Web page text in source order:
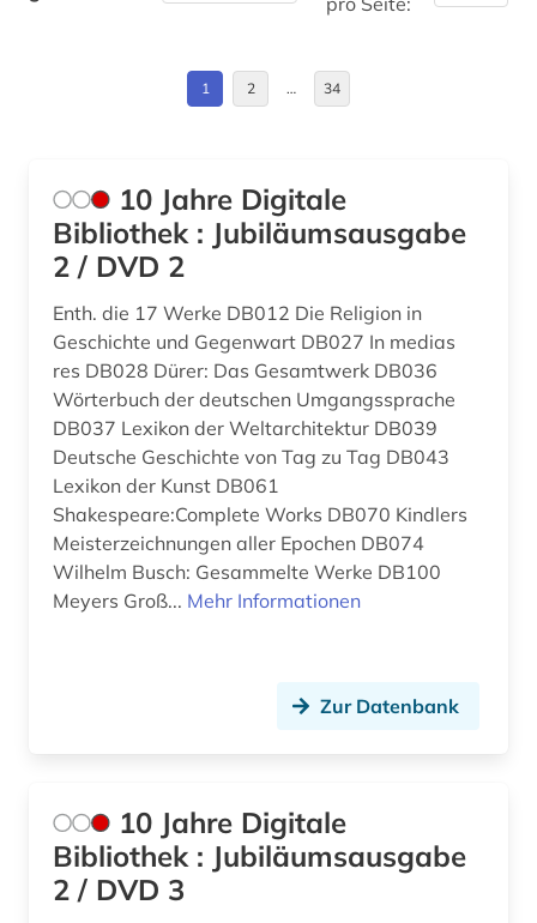
anthropologie (8)
anthropologische linguistik (1)
antiheld (1)
antike (4)
antike religionen (1)
arabien (1)
arabisch (24)
arabische literatur (2)
arabische philosophie (1)
arabische schrift (1)
arbeiterbewegung (1)
arbeitsrecht (1)
Frankreich (3)
GUS (2)
Griechenland (2)
Griechenland (Altertum) (2)
Großbritannien (16)
Hamburg (1)
Irland (1)
Island (9)
Israel (6)
Kanada (2)
Kroatien (1)
Litauen (2)
1 2 … 34
10 Jahre Digitale
Bibliothek : Jubiläumsausgabe
2 / DVD 2
Enth. die 17 Werke DB012 Die Religion in
Geschichte und Gegenwart DB027 In medias
res DB028 Dürer: Das Gesamtwerk DB036
Wörterbuch der deutschen Umgangssprache
DB037 Lexikon der Weltarchitektur DB039
Deutsche Geschichte von Tag zu Tag DB043
Lexikon der Kunst DB061
Shakespeare:Complete Works DB070 Kindlers
Meisterzeichnungen aller Epochen DB074
Wilhelm Busch: Gesammelte Werke DB100
Meyers Groß... Mehr Informationen
Zur Datenbank
10 Jahre Digitale
Bibliothek : Jubiläumsausgabe
2 / DVD 3